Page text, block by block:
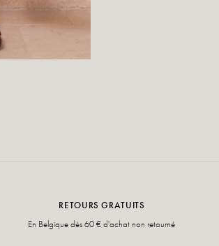
RETOURS GRATUITS
En Belgique dès 60 € d'achat non retourné